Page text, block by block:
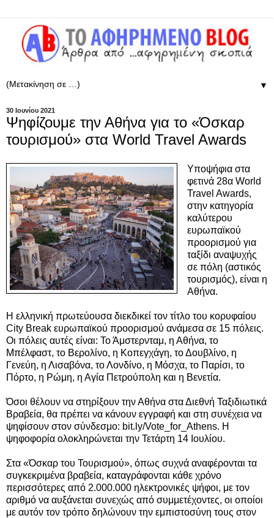
▼
30 Ιουνίου 2021
Ψηφίζουμε την Αθήνα για το «Όσκαρ
τουρισμού» στα World Travel Awards
Υποψήφια στα
φετινά 28α World
Travel Awards,
στην κατηγορία
καλύτερου
ευρωπαϊκού
προορισμού για
ταξίδι αναψυχής
σε πόλη (αστικός
τουρισμός), είναι η
Αθήνα.
Η ελληνική πρωτεύουσα διεκδικεί τον τίτλο του κορυφαίου
City Break ευρωπαϊκού προορισμού ανάμεσα σε 15 πόλεις.
Οι πόλεις αυτές είναι: Το Άμστερνταμ, η Αθήνα, το
Μπέλφαστ, το Βερολίνο, η Κοπεγχάγη, το Δουβλίνο, η
Γενεύη, η Λισαβόνα, το Λονδίνο, η Μόσχα, το Παρίσι, το
Πόρτο, η Ρώμη, η Αγία Πετρούπολη και η Βενετία.
Όσοι θέλουν να στηρίξουν την Αθήνα στα Διεθνή Ταξιδιωτικά
Βραβεία, θα πρέπει να κάνουν εγγραφή και στη συνέχεια να
ψηφίσουν στον σύνδεσμο: bit.ly/Vote_for_Athens. Η
ψηφοφορία ολοκληρώνεται την Τετάρτη 14 Ιουλίου.
Στα «Όσκαρ του Τουρισμού», όπως συχνά αναφέρονται τα
συγκεκριμένα βραβεία, καταγράφονται κάθε χρόνο
περισσότερες από 2.000.000 ηλεκτρονικές ψήφοι, με τον
αριθμό να αυξάνεται συνεχώς από συμμετέχοντες, οι οποίοι
με αυτόν τον τρόπο δηλώνουν την εμπιστοσύνη τους στον